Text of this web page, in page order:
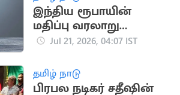
இந்திய ரூபாயின்
மதிப்பு வரலாறு
காணாத வீழ்ச்சி
Jul 21, 2026, 04:07 IST
தமிழ் நாடு
பிரபல நடிகர் சதீஷின்